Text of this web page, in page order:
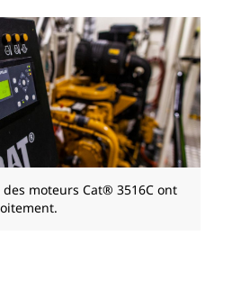
moteurs Cat® 3516C ont